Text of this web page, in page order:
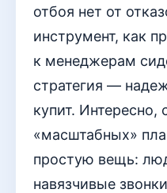
отбоя нет от
инструмент, как
к менеджерам
стратегия —
купит. Интересно,
«масштабных»
простую вещь:
навязчивые